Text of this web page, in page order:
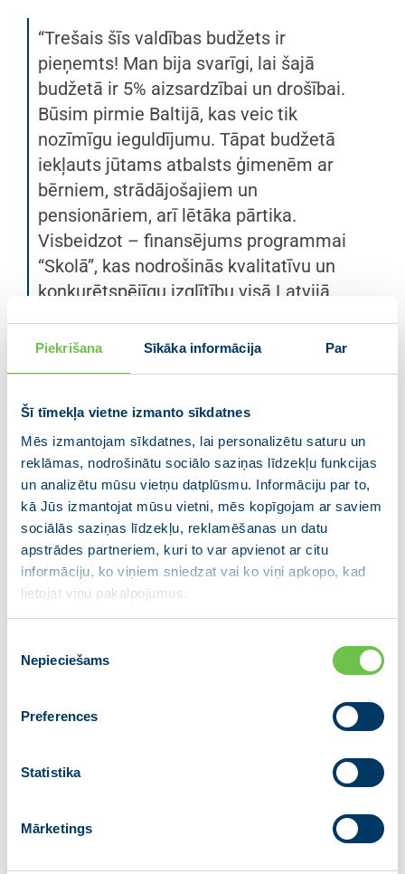
Piekrišana Sīkāka informācija Par
Šī tīmekļa vietne izmanto sīkdatnes
Mēs izmantojam sīkdatnes, lai personalizētu saturu un
reklāmas, nodrošinātu sociālo saziņas līdzekļu funkcijas
un analizētu mūsu vietņu datplūsmu. Informāciju par to,
kā Jūs izmantojat mūsu vietni, mēs kopīgojam ar saviem
sociālās saziņas līdzekļu, reklamēšanas un datu
apstrādes partneriem, kuri to var apvienot ar citu
informāciju, ko viņiem sniedzat vai ko viņi apkopo, kad
lietojat viņu pakalpojumus.
izvēle
Nepieciešams
Preferences
Statistika
Mārketings
“Trešais šīs valdības budžets ir
pieņemts! Man bija svarīgi, lai šajā
budžetā ir 5% aizsardzībai un drošībai.
Būsim pirmie Baltijā, kas veic tik
nozīmīgu ieguldījumu. Tāpat budžetā
iekļauts jūtams atbalsts ģimenēm ar
bērniem, strādājošajiem un
pensionāriem, arī lētāka pārtika.
Visbeidzot – finansējums programmai
“Skolā”, kas nodrošinās kvalitatīvu un
konkurētspējīgu izglītību visā Latvijā.
darbu un enerģiju, lai mēs kopīgi nonāktu
līdz šim svarīgajam brīdim. Tas ir
stiprināšanā un valsts konkurētspējas
celšanā!” pauda Ministru prezidente
Evika Siliņa.
2026. gada valsts konsolidētā budžeta ieņēmumi tiek
plānoti 16,1 miljardu eiro apmērā, savukārt izdevumi
– 17,9 miljardu eiro apmērā. Salīdzinot ar 2025. gadu,
ieņēmumi pieaugs par 944,6 miljoniem eiro, bet
“Saeimā pieņemtais 2026. gada budžets
vērsts uz mūsu cilvēku un valsts
nākotnes drošību. Tas nodrošina skaidru
līdzsvaru starp tūlītējo nepieciešamību
strauji celt valsts aizsardzības spējas un
ģimenēm ar bērniem un izglītības